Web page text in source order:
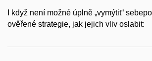
I když není možné úplně „vymýtit“
ověřené strategie, jak jejich vliv oslabit: